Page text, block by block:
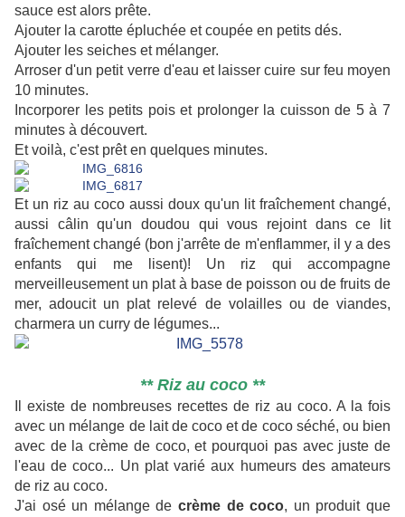
sauce est alors prête.
Ajouter la carotte épluchée et coupée en petits dés.
Ajouter les seiches et mélanger.
Arroser d'un petit verre d'eau et laisser cuire sur feu moyen
10 minutes.
Incorporer les petits pois et prolonger la cuisson de 5 à 7
minutes à découvert.
Et voilà, c'est prêt en quelques minutes.
Et un riz au coco aussi doux qu'un lit fraîchement changé,
aussi câlin qu'un doudou qui vous rejoint dans ce lit
fraîchement changé (bon j'arrête de m'enflammer, il y a des
enfants qui me lisent)! Un riz qui accompagne
merveilleusement un plat à base de poisson ou de fruits de
mer, adoucit un plat relevé de volailles ou de viandes,
charmera un curry de légumes...
** Riz au coco **
Il existe de nombreuses recettes de riz au coco. A la fois
avec un mélange de lait de coco et de coco séché, ou bien
avec de la crème de coco, et pourquoi pas avec juste de
l'eau de coco... Un plat varié aux humeurs des amateurs
de riz au coco.
J'ai osé un mélange de crème de coco, un produit que